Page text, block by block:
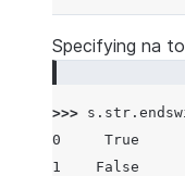
Specifying na
>>> s . str .
0     True
1    False